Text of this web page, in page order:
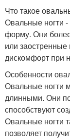
Что такое
Овальные ногти
форму. Они
или заостренные
дискомфорт при
Особенности
Овальные ногти
длинными. Они
способствуют
Овальные ногти
позволяет